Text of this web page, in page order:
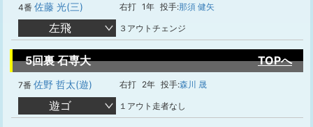
4番 佐藤 光(三) 右打 1年 投手:那須 健矢
左飛 ３アウトチェンジ
5回裏 石専大 TOPへ
7番 佐野 哲太(遊) 右打 2年 投手:森川 晟
遊ゴ １アウト走者なし